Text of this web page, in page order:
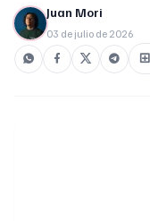
Juan Mori
03 de julio de 2026